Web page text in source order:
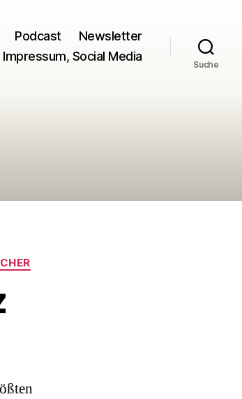
Podcast
Newsletter
Social Media
Suche